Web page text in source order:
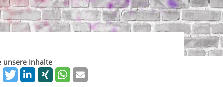
setzen wirstarten/stoppen
unsere Inhalte